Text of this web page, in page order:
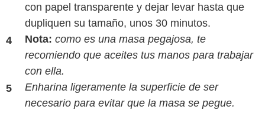
con papel transparente y dejar levar hasta que
dupliquen su tamaño, unos 30 minutos.
Nota:como es una masa pegajosa, te
recomiendo que aceites tus manos para trabajar
con ella.
Enharina ligeramente la superficie de ser
necesario para evitar que la masa se pegue.